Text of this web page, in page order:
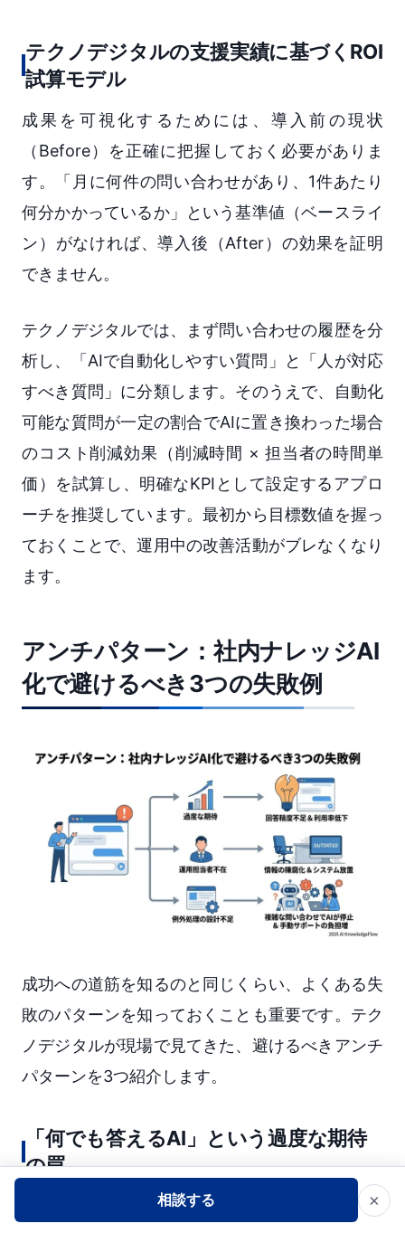
テクノデジタルの支援実績に基づくROI
試算モデル
成果を可視化するためには、導入前の現状
（Before）を正確に把握しておく必要がありま
す。「月に何件の問い合わせがあり、1件あたり
何分かかっているか」という基準値（ベースライ
ン）がなければ、導入後（After）の効果を証明
できません。
テクノデジタルでは、まず問い合わせの履歴を分
析し、「AIで自動化しやすい質問」と「人が対応
すべき質問」に分類します。そのうえで、自動化
可能な質問が一定の割合でAIに置き換わった場合
のコスト削減効果（削減時間 × 担当者の時間単
価）を試算し、明確なKPIとして設定するアプロ
ーチを推奨しています。最初から目標数値を握っ
ておくことで、運用中の改善活動がブレなくなり
ます。
アンチパターン：社内ナレッジAI
化で避けるべき3つの失敗例
成功への道筋を知るのと同じくらい、よくある失
敗のパターンを知っておくことも重要です。テク
ノデジタルが現場で見てきた、避けるべきアンチ
パターンを3つ紹介します。
「何でも答えるAI」という過度な期待
の罠
最も多い失敗が、最初から「社内のすべての質問
相談する ×